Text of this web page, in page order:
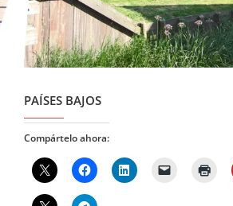
PAÍSES BAJOS
Compártelo ahora: